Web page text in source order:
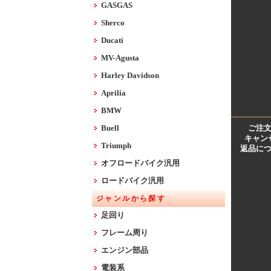
GASGAS
Sherco
Ducati
MV-Agusta
Harley Davidson
Aprilia
BMW
Buell
Triumph
オフロードバイク汎用
ロードバイク汎用
ジャンルから探す
足回り
フレーム周り
エンジン部品
電装系
ご注
キャン
返品に